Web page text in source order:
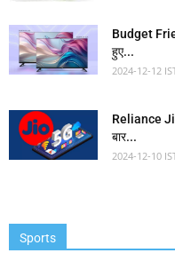
Budget
हुए...
2024-12-12
Reliance
बार...
2024-12-10
Sports